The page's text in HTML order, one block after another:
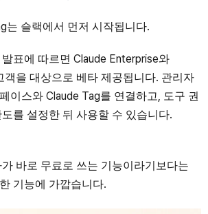
는 슬랙에서 먼저 시작됩니다.
표에 따르면 Claude Enterprise와
객을 대상으로 베타 제공됩니다. 관리자
이스와 Claude Tag를 연결하고, 도구 권
를 설정한 뒤 사용할 수 있습니다.
바로 무료로 쓰는 기능이라기보다는
기능에 가깝습니다.